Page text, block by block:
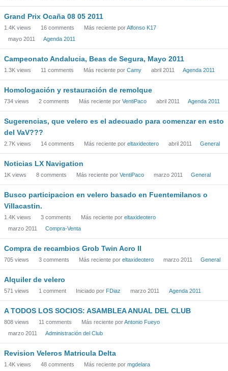
Grand Prix Ocaña 08 05 2011
1.4K views 16 comments Más reciente porAlfonso K17
mayo 2011
Agenda 2011
Campeonato Andalucia, Beas de Segura, Mayo 2011
1.3K views 11 comments Más reciente por Camy abril 2011 Agenda 2011
Homologación y restauración de remolque
734 views 2 comments Más reciente por VentiPaco abril 2011 Agenda 2011
Sugerencias, que velero es el adecuado para comenzar en esto
del VaV???
2.7K views 14 comments Más reciente por eltaxideotero abril 2011 General
Noticias LX Navigation
1K views 8 comments Más reciente por VentiPaco marzo 2011 General
Busco participacion en velero basado en Fuentemilanos o
Villacastin.
1.4K views 3 comments Más reciente por eltaxideotero
marzo 2011
Compra-Venta
Compra de recambios Grob Twin Acro II
705 views 3 comments Más reciente por eltaxideotero marzo 2011 General
Alquiler de velero
571 views 1 comment Iniciado por FDiaz marzo 2011 Agenda 2011
A TODOS LOS SOCIOS: ASAMBLEA ANUAL DEL CLUB
808 views 11 comments Más reciente porAntonio Fueyo
marzo 2011
Administración del Club
Revision Veleros Matricula Delta
1.4K views 48 comments Más reciente por mgdelara